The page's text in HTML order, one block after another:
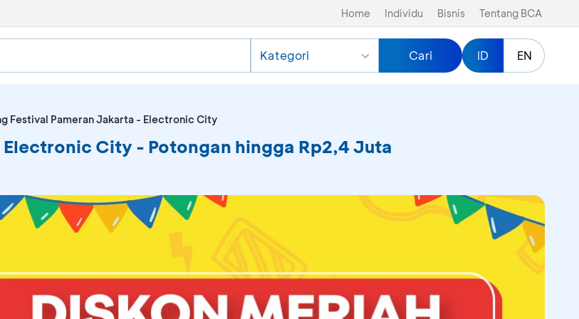
Home Individu Bisnis Tentang BCA
Kategori Cari ID EN
Festival Pameran Jakarta - Electronic City
City - Potongan hingga Rp2,4 Juta